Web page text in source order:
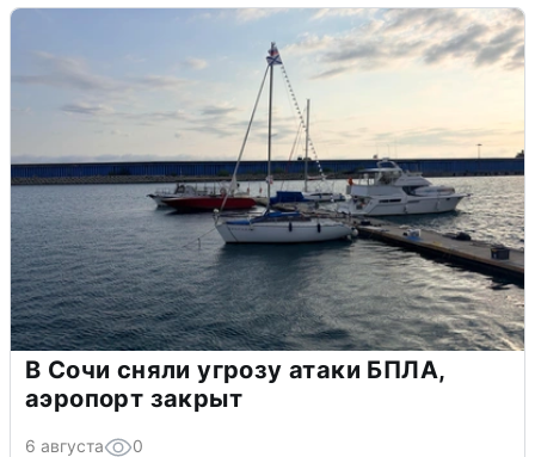
В Сочи сняли угрозу атаки БПЛА,
аэропорт закрыт
6 августа 0